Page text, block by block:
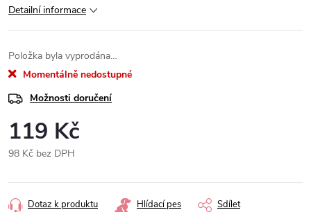
Detailní informace
Položka byla vyprodána…
Momentálně nedostupné
Možnosti doručení
119 Kč
98 Kč bez DPH
cena:
Dotaz k produktu Hlídací pes Sdílet